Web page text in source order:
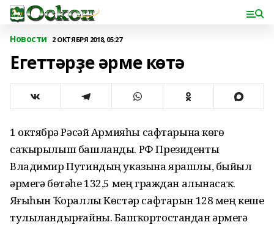
Новости 2 ОКТЯБРЯ 2018, 05:27
Егеттәрҙе әрме көтә
1 октябрҙә Рәсәй Армияһы сафтарына көҙгө
саҡырылыш башланды. РФ Президенты
Владимир Путиндың указына ярашлы, быйыл
әрмегә бөтәһе 132,5 мең граждан алынасаҡ.
Яҙғыһын Ҡораллы Көстәр сафтарын 128 мең кеше
тулыландырғайны. Башҡортостандан әрмегә